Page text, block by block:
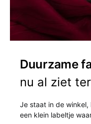
Duurzame
nu al ziet
Je staat in de
een klein labeltje